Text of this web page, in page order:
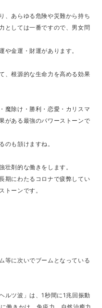
、あらゆる危険や災難から持ち
としては一番ですので、男女問
や金運・財運があります。
、根源的な生命力を高める効果
魔除け・勝利・恋愛・カリスマ
がある最強のパワーストーンで
のも頷けますね。
壮剤的な働きをします。
期にわたるコロナで疲弊してい
トーンです。
等に次いでブームとなっている
ルツ波」は、1秒間に1兆回振動